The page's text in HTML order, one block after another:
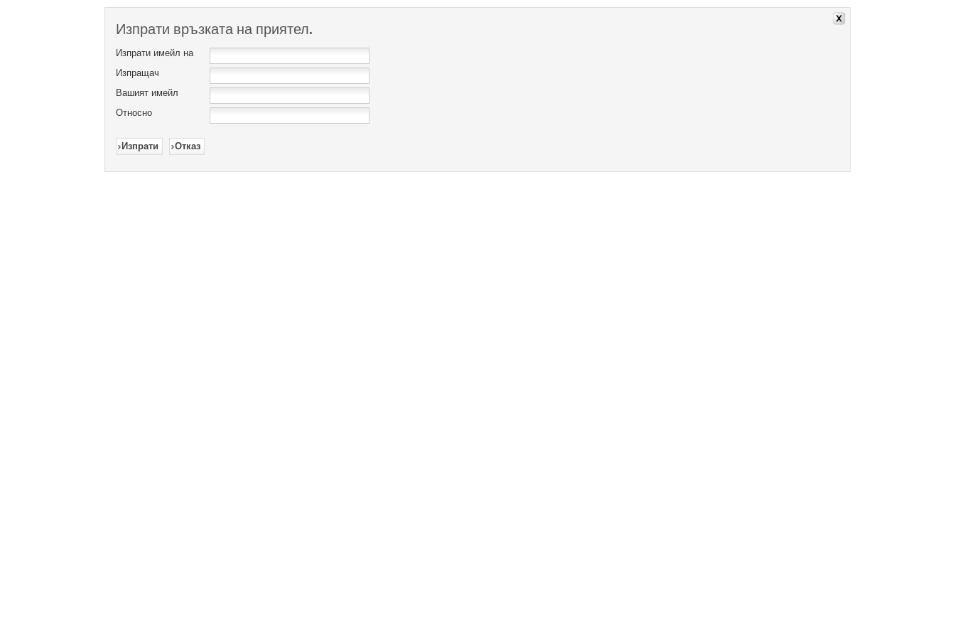
Изпрати връзката на приятел.
Изпрати имейл на
Изпращач
Вашият имейл
Относно
Изпрати Отказ